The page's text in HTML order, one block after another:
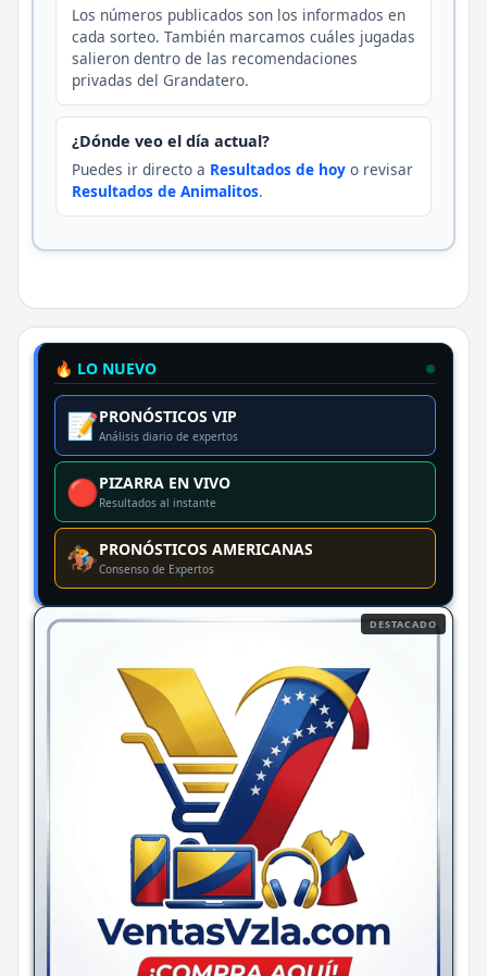
Los números publicados son los informados en
cada sorteo. También marcamos cuáles jugadas
salieron dentro de las recomendaciones
privadas del Grandatero.
¿Dónde veo el día actual?
Puedes ir directo a Resultados de hoy o revisar
Resultados de Animalitos.
🔥 LO NUEVO
📝PRONÓSTICOS VIP
Análisis diario de expertos
🔴PIZARRA EN VIVO
Resultados al instante
🏇PRONÓSTICOS AMERICANAS
Consenso de Expertos
DESTACADO